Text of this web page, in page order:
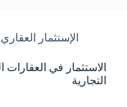
الإستثمار العقاري
الاستثمار في العقارات
التجارية